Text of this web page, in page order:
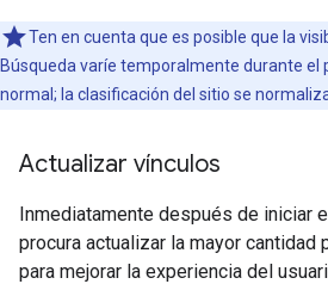
Ten en cuenta que es posible que la
Búsqueda varíe temporalmente durante el
normal; la clasificación del sitio se
Actualizar vínculos
Inmediatamente después de iniciar
procura actualizar la mayor cantidad
para mejorar la experiencia del